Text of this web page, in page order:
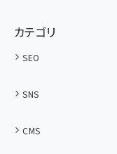
カテゴリ
SEO
SNS
CMS